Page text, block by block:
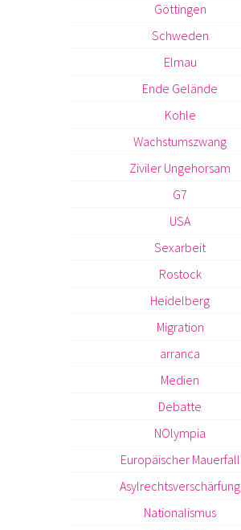
Göttingen
Schweden
Elmau
Ende Gelände
Kohle
Wachstumszwang
Ziviler Ungehorsam
G7
USA
Sexarbeit
Rostock
Heidelberg
Migration
arranca
Medien
Debatte
NOlympia
Europäischer Mauerfall
Asylrechtsverschärfung
Nationalismus